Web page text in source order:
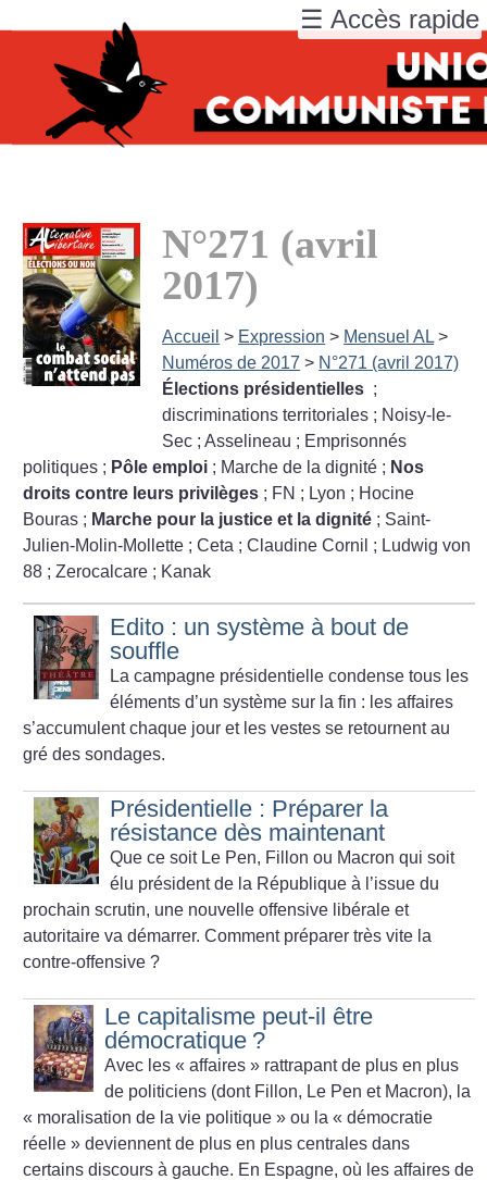
N°271 (avril
2017)
Accueil > Expression > Mensuel AL >
Numéros de 2017 > N°271 (avril 2017)
Élections présidentielles ;
discriminations territoriales ; Noisy-le-
Sec ; Asselineau ; Emprisonnés
politiques ; Pôle emploi ; Marche de la dignité ; Nos
droits contre leurs privilèges ; FN ; Lyon ; Hocine
Bouras ; Marche pour la justice et la dignité ; Saint-
Julien-Molin-Mollette ; Ceta ; Claudine Cornil ; Ludwig von
88 ; Zerocalcare ; Kanak
Edito : un système à bout de
souffle
La campagne présidentielle condense tous les
éléments d’un système sur la fin : les affaires
s’accumulent chaque jour et les vestes se retournent au
gré des sondages.
Présidentielle : Préparer la
résistance dès maintenant
Que ce soit Le Pen, Fillon ou Macron qui soit
élu président de la République à l’issue du
prochain scrutin, une nouvelle offensive libérale et
autoritaire va démarrer. Comment préparer très vite la
contre-offensive ?
Le capitalisme peut-il être
démocratique ?
Avec les « affaires » rattrapant de plus en plus
de politiciens (dont Fillon, Le Pen et Macron), la
« moralisation de la vie politique » ou la « démocratie
réelle » deviennent de plus en plus centrales dans
certains discours à gauche. En Espagne, où les affaires de
☰ Accès rapide